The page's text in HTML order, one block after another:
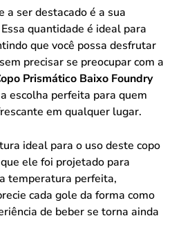
ser destacado é a sua
quantidade é ideal para
que você possa desfrutar
precisar se preocupar com a
Prismático Baixo Foundry
escolha perfeita para quem
em qualquer lugar.
ideal para o uso deste copo
ele foi projetado para
temperatura perfeita,
cada gole da forma como
de beber se torna ainda